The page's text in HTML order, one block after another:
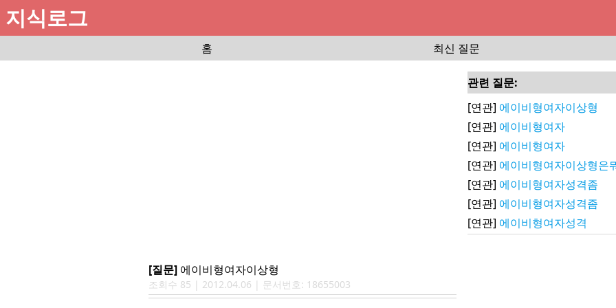
지식로그
홈
최신 질문
[질문] 에이비형여자이상형
조회수 85 | 2012.04.06 | 문서번호: 18655003
관련 질문:
[연관] 에이비형여자이상형
[연관] 에이비형여자
[연관] 에이비형여자
[연관] 에이비형여자이상형은
[연관] 에이비형여자성격좀
[연관] 에이비형여자성격좀
[연관] 에이비형여자성격